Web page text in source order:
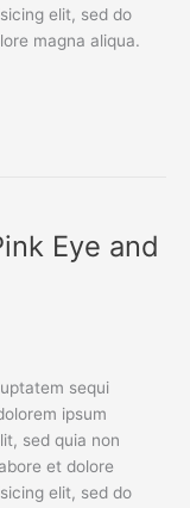
elit, sed do
magna aliqua.
Eye and
sequi
ipsum
sed quia non
et dolore
elit, sed do